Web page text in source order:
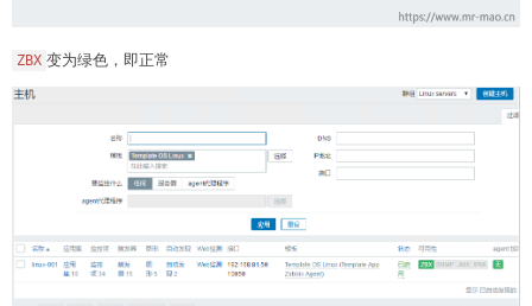
ZBX 变为绿色，即正常